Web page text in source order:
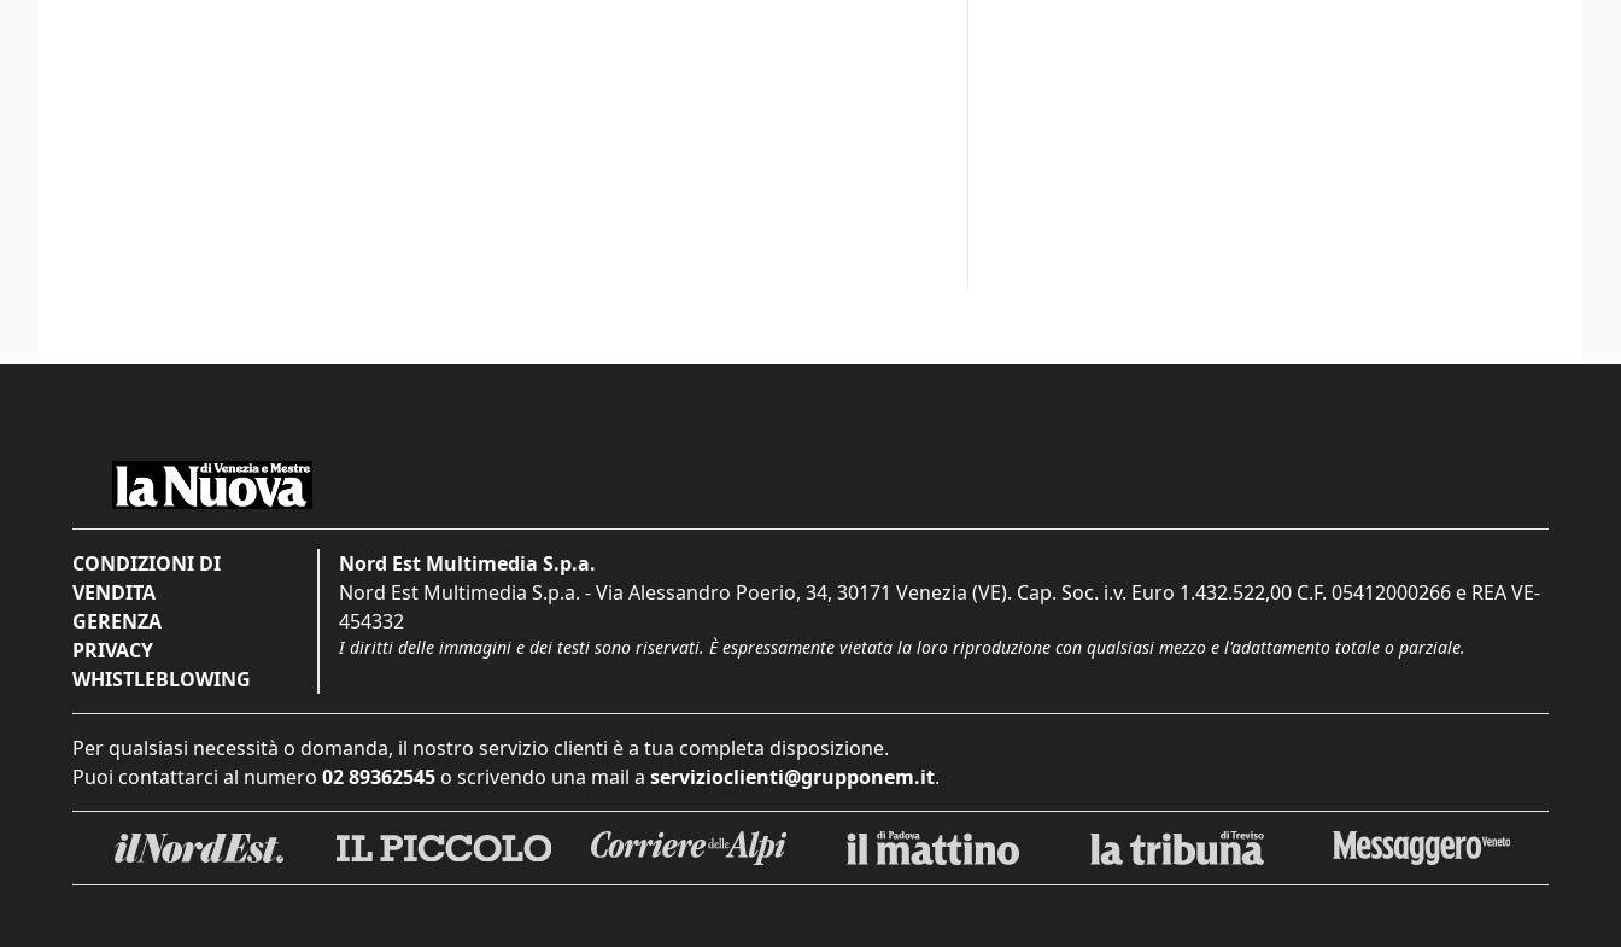
CONDIZIONI DI
VENDITA
GERENZA
PRIVACY
WHISTLEBLOWING
Nord Est Multimedia S.p.a.
Nord Est Multimedia S.p.a. - Via Alessandro Poerio, 34, 30171 Venezia (VE). Cap. Soc. i.v. Euro 1.432.522,00 C.F. 05412000266 e REA VE-
454332
I diritti delle immagini e dei testi sono riservati. È espressamente vietata la loro riproduzione con qualsiasi mezzo e l'adattamento totale o parziale.
Per qualsiasi necessità o domanda, il nostro servizio clienti è a tua completa disposizione.
Puoi contattarci al numero 02 89362545 o scrivendo una mail a servizioclienti@grupponem.it.